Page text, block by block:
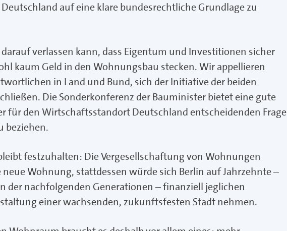
auf eine klare bundesrechtliche Grundlage zu
verlassen kann, dass Eigentum und Investitionen sicher
kaum Geld in den Wohnungsbau stecken. Wir appellieren
in Land und Bund, sich der Initiative der beiden
Die Sonderkonferenz der Bauminister bietet eine gute
für den Wirtschaftsstandort Deutschland entscheidenden Frage
beziehen.
festzuhalten: Die Vergesellschaftung von Wohnungen
Wohnung, stattdessen würde sich Berlin auf Jahrzehnte –
der nachfolgenden Generationen – finanziell jeglichen
einer wachsenden, zukunftsfesten Stadt nehmen.